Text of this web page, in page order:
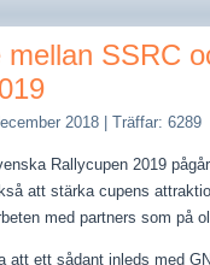
mellan SSRC
2018 |Träffar: 6289
Rallycupen 2019
att stärka cupens
med partners som på
att ett sådant inleds med